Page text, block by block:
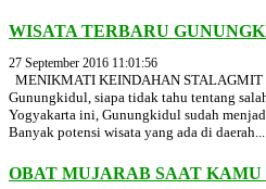
WISATA TERBARU
27 September 2016 11:01:56
MENIKMATI KEINDAHAN STALAGMIT
Gunungkidul, siapa tidak tahu tentang
Yogyakarta ini, Gunungkidul sudah
Banyak potensi wisata yang ada di daerah...
OBAT MUJARAB SAAT